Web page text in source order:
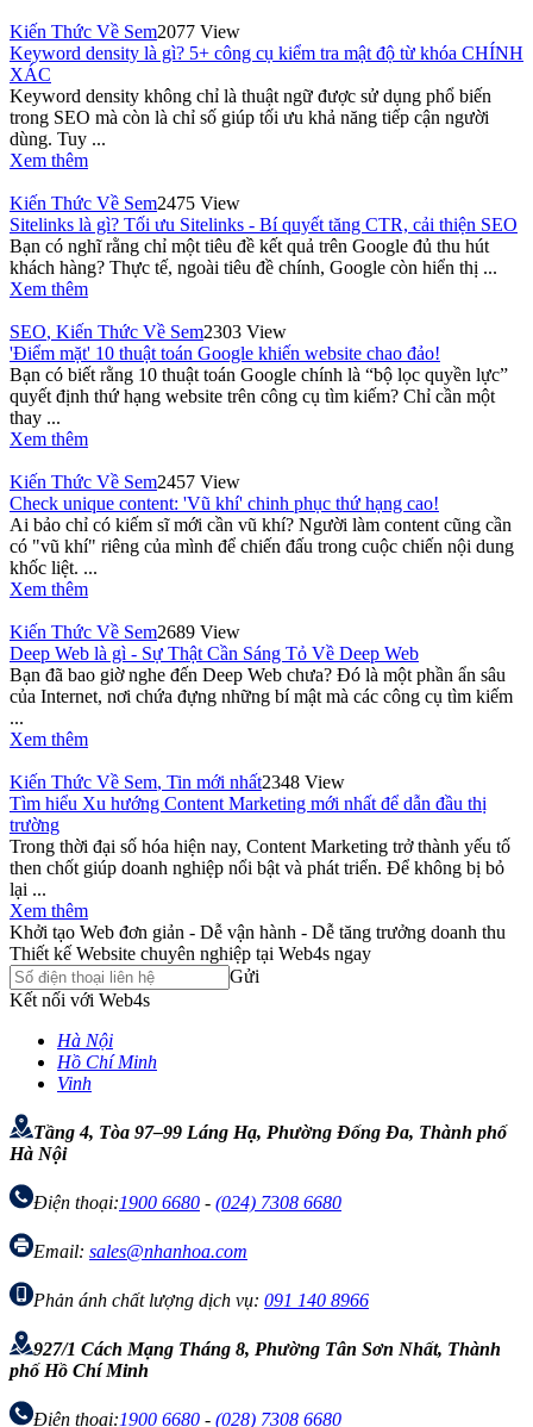
Kiến Thức Về Sem2077 View
Keyword density là gì? 5+ công cụ kiểm tra mật độ từ khóa CHÍNH
XÁC
Keyword density không chỉ là thuật ngữ được sử dụng phổ biến
trong SEO mà còn là chỉ số giúp tối ưu khả năng tiếp cận người
dùng. Tuy ...
Xem thêm
Kiến Thức Về Sem2475 View
Sitelinks là gì? Tối ưu Sitelinks - Bí quyết tăng CTR, cải thiện SEO
Bạn có nghĩ rằng chỉ một tiêu đề kết quả trên Google đủ thu hút
khách hàng? Thực tế, ngoài tiêu đề chính, Google còn hiển thị ...
Xem thêm
SEO, Kiến Thức Về Sem2303 View
'Điểm mặt' 10 thuật toán Google khiến website chao đảo!
Bạn có biết rằng 10 thuật toán Google chính là “bộ lọc quyền lực”
quyết định thứ hạng website trên công cụ tìm kiếm? Chỉ cần một
thay ...
Xem thêm
Kiến Thức Về Sem2457 View
Check unique content: 'Vũ khí' chinh phục thứ hạng cao!
Ai bảo chỉ có kiếm sĩ mới cần vũ khí? Người làm content cũng cần
có "vũ khí" riêng của mình để chiến đấu trong cuộc chiến nội dung
khốc liệt. ...
Xem thêm
Kiến Thức Về Sem2689 View
Deep Web là gì - Sự Thật Cần Sáng Tỏ Về Deep Web
Bạn đã bao giờ nghe đến Deep Web chưa? Đó là một phần ẩn sâu
của Internet, nơi chứa đựng những bí mật mà các công cụ tìm kiếm
...
Xem thêm
Kiến Thức Về Sem, Tin mới nhất2348 View
Tìm hiểu Xu hướng Content Marketing mới nhất để dẫn đầu thị
trường
Trong thời đại số hóa hiện nay, Content Marketing trở thành yếu tố
then chốt giúp doanh nghiệp nổi bật và phát triển. Để không bị bỏ
lại ...
Xem thêm
Khởi tạo Web đơn giản - Dễ vận hành - Dễ tăng trưởng doanh thu
Thiết kế Website chuyên nghiệp tại Web4s ngay
Gửi
Kết nối với Web4s
Hà Nội
Hồ Chí Minh
Vinh
Tầng 4, Tòa 97–99 Láng Hạ, Phường Đống Đa, Thành phố
Hà Nội
Điện thoại:1900 6680 - (024) 7308 6680
Email: sales@nhanhoa.com
Phản ánh chất lượng dịch vụ: 091 140 8966
927/1 Cách Mạng Tháng 8, Phường Tân Sơn Nhất, Thành
phố Hồ Chí Minh
Điện thoại:1900 6680 - (028) 7308 6680